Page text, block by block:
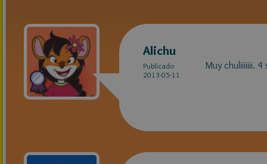
Alichu
Publicado
2013-05-11
Muy chuliiiiiii. 4